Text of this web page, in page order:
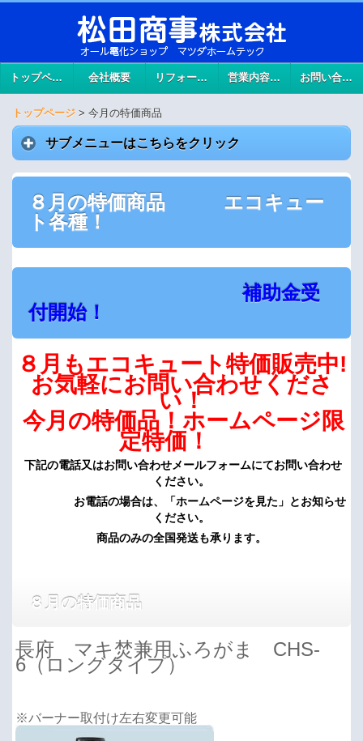
トップページ 会社概要 リフォームメニュー 営業内容のご案内 お問い合わせ
トップページ > 今月の特価商品
サブメニューはこちらをクリック
８月の特価商品 エコキュー
ト各種！
補助金受
付開始！
８月もエコキュート特価販売中!
お気軽にお問い合わせくださ
い！
今月の特価品！ホームページ限
定特価！
下記の電話又はお問い合わせメールフォームにてお問い合わせ
ください。
お電話の場合は、「ホームページを見た」とお知らせ
ください。
商品のみの全国発送も承ります。
８月の特価商品
長府 マキ焚兼用ふろがま CHS-
6（ロングタイプ）
※バーナー取付け左右変更可能